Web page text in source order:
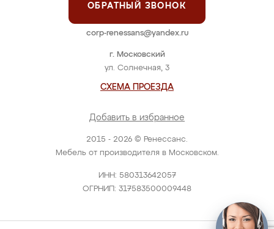
2015 - 2026 © Ренессанс.
Мебель от производителя в Московском.
ИНН: 580313642057
ОГРНИП: 317583500009448
г. Московский
ул. Солнечная, 3
СХЕМА ПРОЕЗДА
Добавить в избранное
ОБРАТНЫЙ ЗВОНОК
corp-renessans@yandex.ru